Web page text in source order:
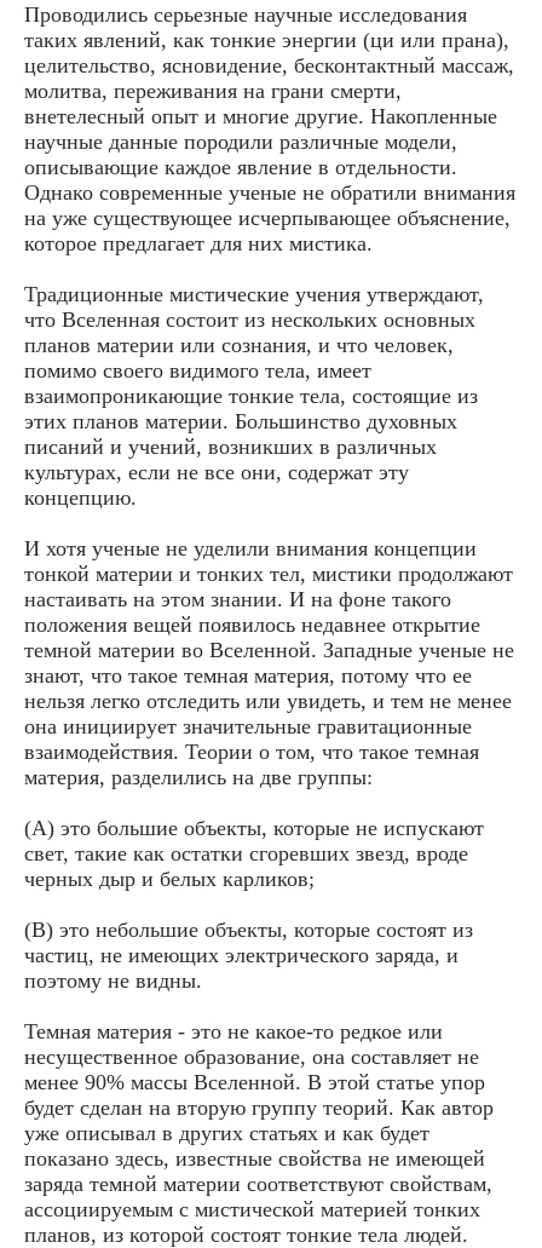
Проводились серьезные научные исследования
таких явлений, как тонкие энергии (ци или прана),
целительство, ясновидение, бесконтактный массаж,
молитва, переживания на грани смерти,
внетелесный опыт и многие другие. Накопленные
научные данные породили различные модели,
описывающие каждое явление в отдельности.
Однако современные ученые не обратили внимания
на уже существующее исчерпывающее объяснение,
которое предлагает для них мистика.
Традиционные мистические учения утверждают,
что Вселенная состоит из нескольких основных
планов материи или сознания, и что человек,
помимо своего видимого тела, имеет
взаимопроникающие тонкие тела, состоящие из
этих планов материи. Большинство духовных
писаний и учений, возникших в различных
культурах, если не все они, содержат эту
концепцию.
И хотя ученые не уделили внимания концепции
тонкой материи и тонких тел, мистики продолжают
настаивать на этом знании. И на фоне такого
положения вещей появилось недавнее открытие
темной материи во Вселенной. Западные ученые не
знают, что такое темная материя, потому что ее
нельзя легко отследить или увидеть, и тем не менее
она инициирует значительные гравитационные
взаимодействия. Теории о том, что такое темная
материя, разделились на две группы:
(A) это большие объекты, которые не испускают
свет, такие как остатки сгоревших звезд, вроде
черных дыр и белых карликов;
(B) это небольшие объекты, которые состоят из
частиц, не имеющих электрического заряда, и
поэтому не видны.
Темная материя - это не какое-то редкое или
несущественное образование, она составляет не
менее 90% массы Вселенной. В этой статье упор
будет сделан на вторую группу теорий. Как автор
уже описывал в других статьях и как будет
показано здесь, известные свойства не имеющей
заряда темной материи соответствуют свойствам,
ассоциируемым с мистической материей тонких
планов, из которой состоят тонкие тела людей.